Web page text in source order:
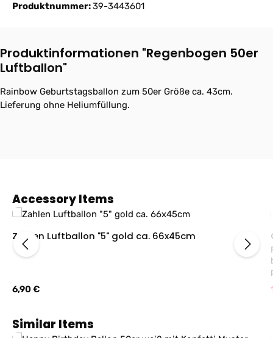
Produktnummer:39-3443601
Produktinformationen "Regenbogen 50er
Luftballon"
Rainbow Geburtstagsballon zum 50er Größe ca. 43cm.
Lieferung ohne Heliumfüllung.
Produktgalerie überspringen
Accessory Items
Zahlen Luftballon "5" gold ca. 66x45cm
Regulärer Preis:
6,90 €
Produktgalerie überspringen
Similar Items